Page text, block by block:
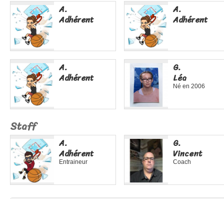
A.
Adhérent
A.
Adhérent
A.
Adhérent
G.
Léa
Né en 2006
Staff
A.
Adhérent
Entraineur
G.
Vincent
Coach